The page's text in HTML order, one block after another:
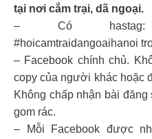
tại nơi cắm trại, dã ngoại.
– Có hastag:
#hoicamtraidangoaihanoi
– Facebook chính chủ.
copy của người khác hoặc
Không chấp nhận bài
gom rác.
– Mỗi Facebook được